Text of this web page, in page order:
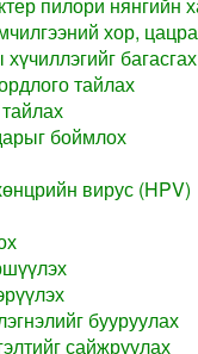
пилори нянгийн
хор,
тайлах
боймлох
вирус (HPV)
бууруулах
сайжруулах